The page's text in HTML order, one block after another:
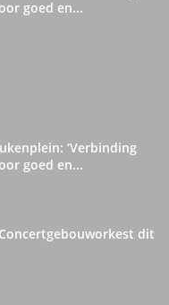
goed en...
‘Verbinding
goed en...
dit